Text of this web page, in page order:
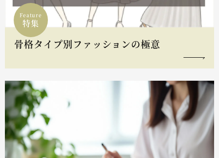
Feature
特集
骨格タイプ別ファッションの極意